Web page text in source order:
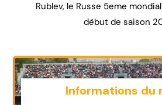
Rublev, le Russe 5eme
début de saison
Informations du